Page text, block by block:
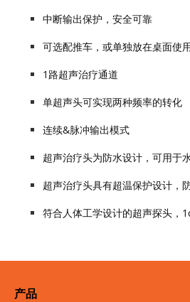
中断输出保护，安全可靠
可选配推车，或单独放在桌面使
1路超声治疗通道
单超声头可实现两种频率的转化
连续&脉冲输出模式
超声治疗头为防水设计，可用于
超声治疗头具有超温保护设计，
符合人体工学设计的超声探头，
产品